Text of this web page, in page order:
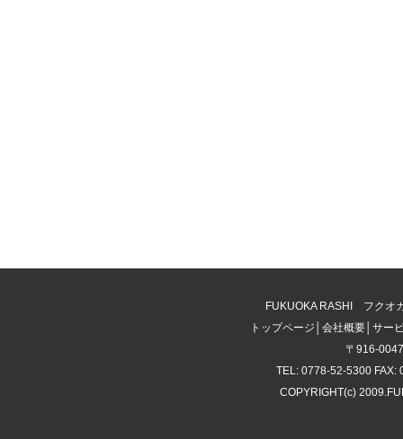
FUKUOKA RASHI フクオ
トップページ
会社概要 サー
〒916-
TEL: 0778-52-5300 FAX:
COPYRIGHT(c)